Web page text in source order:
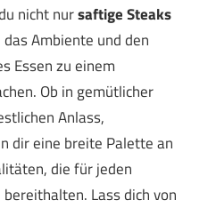
nicht nursaftige Steaks
Ambiente und den
Essen zu einem
Ob in gemütlicher
Anlass,
dir eine breite Palette an
die für jeden
Lass dich von